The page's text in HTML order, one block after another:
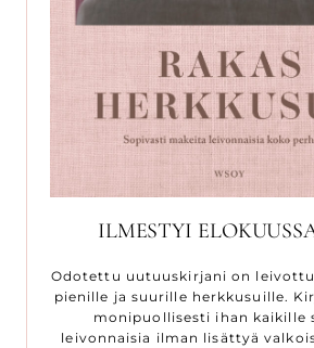
ILMESTYI
Odotettu uutuuskirjani on leivottu
pienille ja suurille herkkusuille.
monipuollisesti ihan kaikille
leivonnaisia ilman lisättyä